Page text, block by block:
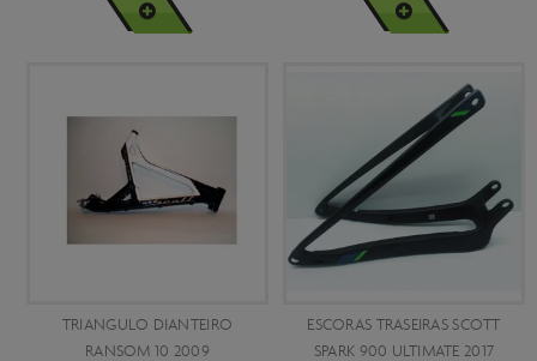
VER MAIS VER MAIS
TRIANGULO DIANTEIRO
RANSOM 10 2009
ESCORAS TRASEIRAS SCOTT
SPARK 900 ULTIMATE 2017